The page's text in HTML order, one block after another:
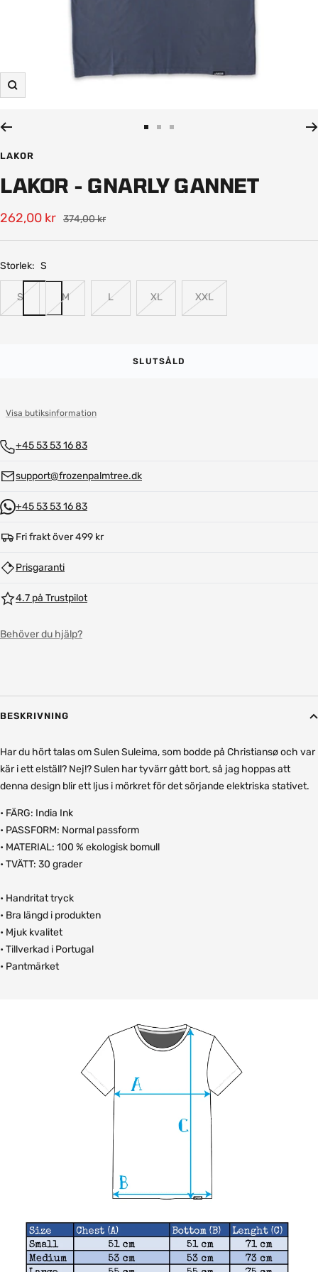
Zooma
1
2
LAKOR
LAKOR - GNARLY GANNET
Rea-
pris
262,00 kr Pris
374,00 kr
Storlek: S
S M L XL XXL
SLUTSÅLD
Visa butiksinformation
+45 53 53 16 83
support@frozenpalmtree.dk
+45 53 53 16 83
Fri frakt över 499 kr
Prisgaranti
4.7 på Trustpilot
Behöver du hjälp?
BESKRIVNING
Har du hört talas om Sulen Suleima, som bodde på Christiansø och var
kär i ett elställ? Nej!? Sulen har tyvärr gått bort, så jag hoppas att
denna design blir ett ljus i mörkret för det sörjande elektriska stativet.
• FÄRG: India Ink
• PASSFORM: Normal passform
• MATERIAL: 100 % ekologisk bomull
• TVÄTT: 30 grader
• Handritat tryck
• Bra längd i produkten
• Mjuk kvalitet
• Tillverkad i Portugal
• Pantmärket